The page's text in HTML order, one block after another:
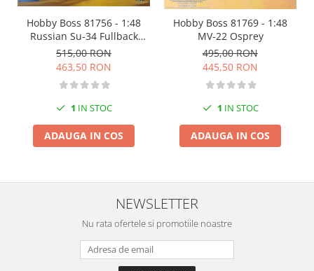
Hobby Boss 81756 - 1:48
Russian Su-34 Fullback
Fighter-Bomber
515,00 RON
463,50 RON
1 IN STOC
ADAUGA IN COS
Hobby Boss 81769 - 1:48
MV-22 Osprey
495,00 RON
445,50 RON
1 IN STOC
ADAUGA IN COS
NEWSLETTER
Nu rata ofertele si promotiile noastre